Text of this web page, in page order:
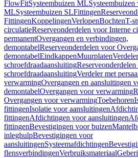
FlowFitSysteembuizen ML
MLSysteembuizen SLFittingen
FittingenKoppelingenVerlopenBochtenT-
circulatieReserveonderdelen voor Interne
permanentOvergangen en verbindingen,
demontabelReserveonderdelen voor
demontabelEindkappenMuurplaten
schroefdraadaansluiting
schroefdraadaansluitingVerdeler met
verwarmingOvergangen en aansluitingen
demontabelOvergangen voor verwarming
Overgangen voor verwarmingToebehoren
fittingenIsolatie voor aansluitingen
fittingenAfdichtingen voor aansluitingen
fittingenBevestigingen voor buizen
inleghulpBevestigingen voor
aansluitingenSysteemafdichtingen
flensverbindingenVerbruiksmateriaal